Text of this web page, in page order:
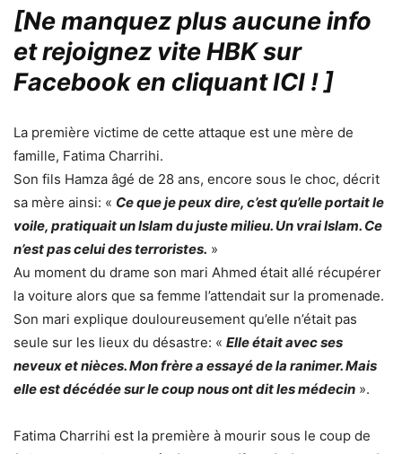
[Ne manquez plus aucune info
et rejoignez vite HBK sur
Facebook en cliquant ICI !]
La première victime de cette attaque est une mère de
famille, Fatima Charrihi.
Son fils Hamza âgé de 28 ans, encore sous le choc, décrit
sa mère ainsi: « Ce que je peux dire, c’est qu’elle portait le
voile, pratiquait un Islam du juste milieu. Un vrai Islam. Ce
n’est pas celui des terroristes. »
Au moment du drame son mari Ahmed était allé récupérer
la voiture alors que sa femme l’attendait sur la promenade.
Son mari explique douloureusement qu’elle n’était pas
seule sur les lieux du désastre: « Elle était avec ses
neveux et nièces. Mon frère a essayé de la ranimer. Mais
elle est décédée sur le coup nous ont dit les médecin ».
Fatima Charrihi est la première à mourir sous le coup de